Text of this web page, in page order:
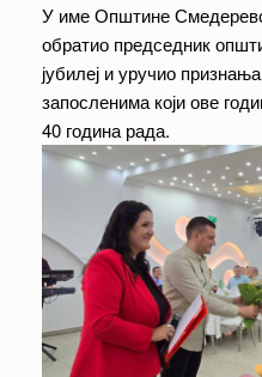
У име Општине
обратио председник
јубилеј и уручио
запосленима који ове
40 година рада.